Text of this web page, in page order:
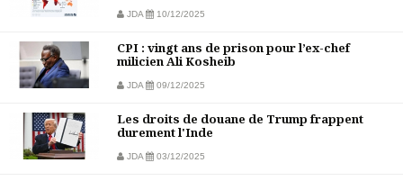
JDA 10/12/2025
CPI : vingt ans de prison pour l’ex-chef
milicien Ali Kosheib
JDA 09/12/2025
Les droits de douane de Trump frappent
durement l'Inde
JDA 03/12/2025